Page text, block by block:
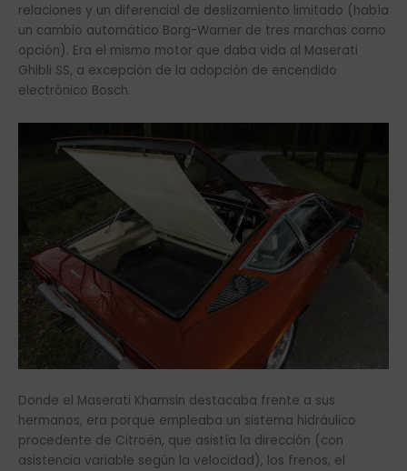
relaciones y un diferencial de deslizamiento limitado (había
un cambio automático Borg-Warner de tres marchas como
opción). Era el mismo motor que daba vida al Maserati
Ghibli SS, a excepción de la adopción de encendido
electrónico Bosch.
Donde el Maserati Khamsin destacaba frente a sus
hermanos, era porque empleaba un sistema hidráulico
procedente de Citroën, que asistía la dirección (con
asistencia variable según la velocidad), los frenos, el